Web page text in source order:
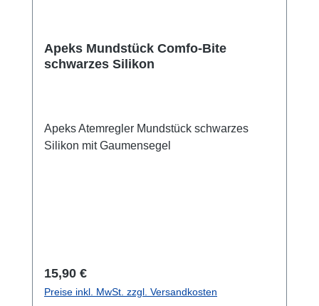
Apeks Mundstück Comfo-Bite
schwarzes Silikon
Apeks Atemregler Mundstück schwarzes
Silikon mit Gaumensegel
Regulärer Preis:
15,90 €
Preise inkl. MwSt. zzgl. Versandkosten